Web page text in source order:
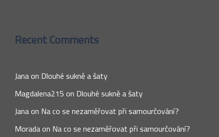
Recent Comments
Janaon Dlouhé sukně a šaty
Magdalena215on Dlouhé sukně a šaty
Janaon Na co se nezaměřovat při samourčování?
Moradaon Na co se nezaměřovat při samourčování?